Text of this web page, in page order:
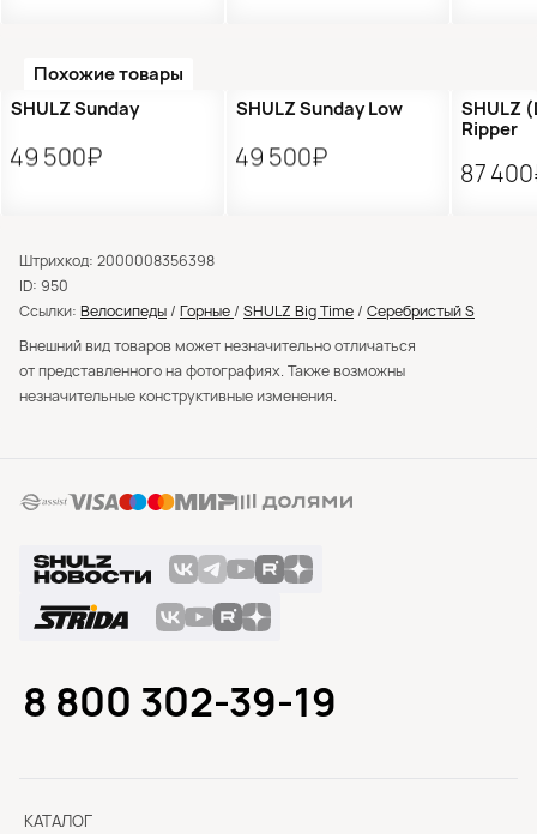
Похожие товары
Новинка
SHULZ Sunday
49 500₽
Новинка
SHULZ Sunday Low
49 500₽
SHULZ
Ripper
87
Штрихкод: 2000008356398
ID: 950
Ссылки: Велосипеды / Горные / SHULZ Big Time / Серебристый S
Внешний вид товаров может незначительно отличаться
от представленного на фотографиях. Также возможны
незначительные конструктивные изменения.
КАТАЛОГ
8 800 302-39-19